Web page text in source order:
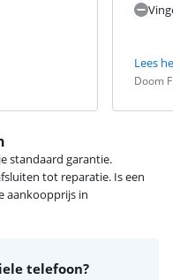
Lees
Doom
Datum:
standaard garantie.
tot reparatie. Is een
aankoopprijs in
telefoon?